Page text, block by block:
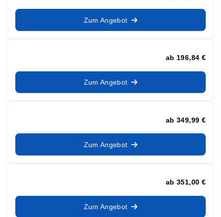
Zum Angebot
ab 196,84 €
Zum Angebot
ab 349,99 €
Zum Angebot
ab 351,00 €
Zum Angebot